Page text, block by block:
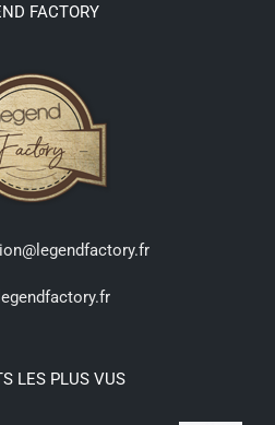
FACTORY
legendfactory.fr
LES PLUS VUS